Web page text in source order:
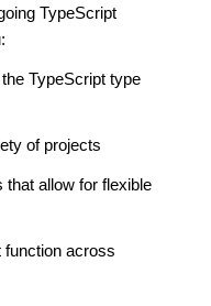
TypeScript
TypeScript type
of projects
that allow for flexible
function across